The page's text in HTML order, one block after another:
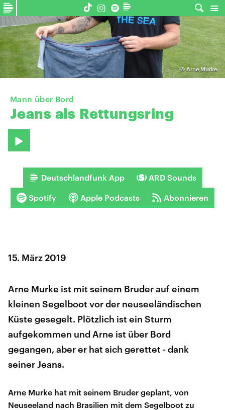
©Arne Murke
Mann über Bord
Jeans als Rettungsring
Deutschlandfunk App ARD Sounds
Spotify Apple Podcasts Abonnieren
15. März 2019
Arne Murke ist mit seinem Bruder auf einem
kleinen Segelboot vor der neuseeländischen
Küste gesegelt. Plötzlich ist ein Sturm
aufgekommen und Arne ist über Bord
gegangen, aber er hat sich gerettet - dank
seiner Jeans.
Arne Murke hat mit seinem Bruder geplant, von
Neuseeland nach Brasilien mit dem Segelboot zu